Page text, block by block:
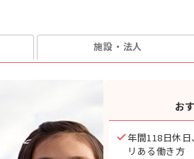
施設・法人
お
年間118日休
リある働き方